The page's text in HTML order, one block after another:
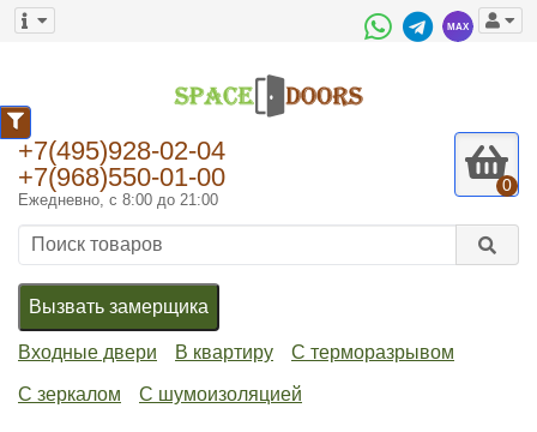
+7(495)928-02-04
+7(968)550-01-00
Ежедневно, с 8:00 до 21:00
0
Вызвать замерщика
Входные двери В квартиру С терморазрывом
С зеркалом С шумоизоляцией